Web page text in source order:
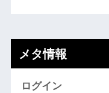
メタ情報
ログイン